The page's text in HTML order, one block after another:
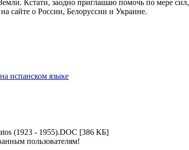
Кстати, заодно приглашаю помочь по мере
сайте о России, Белоруссии и Украине.
испанском языке
(1923 - 1955).DOC [386 КБ]
пользователям!